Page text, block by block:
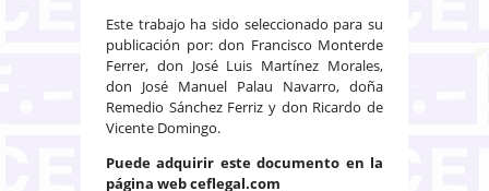
Este trabajo ha sido seleccionado para su
publicación por: don Francisco Monterde
Ferrer, don José Luis Martínez Morales,
don José Manuel Palau Navarro, doña
Remedio Sánchez Ferriz y don Ricardo de
Vicente Domingo.
Puede adquirir este documento en la
página web ceflegal.com